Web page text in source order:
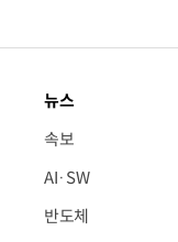
뉴스
속보
AI·SW
반도체